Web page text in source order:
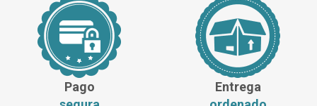
Pago
Entrega